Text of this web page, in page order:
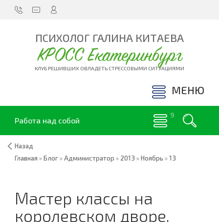
ПСИХОЛОГ ГАЛИНА КИТАЕВА
КРОСС Екатеринбург
КЛУБ РЕШИВШИХ ОВЛАДЕТЬ СТРЕССОВЫМИ СИТУАЦИЯМИ
МЕНЮ
Работа над собой
Назад
Главная »Блог»Администратор » 2013 »Ноябрь »13
Мастер классы на
королевском дворе.